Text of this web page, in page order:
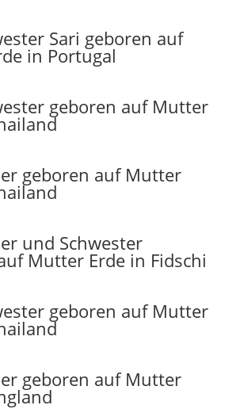
Sari geboren auf
in Portugal
geboren auf Mutter
geboren auf Mutter
und Schwester
Mutter Erde in Fidschi
geboren auf Mutter
geboren auf Mutter